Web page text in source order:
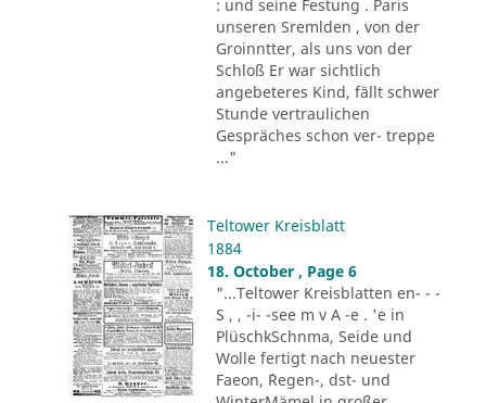
: und seine Festung . Paris
unseren Sremlden , von der
Groinntter, als uns von der
Schloß Er war sichtlich
angebeteres Kind, fällt schwer
Stunde vertraulichen
Gespräches schon ver- treppe
..."
Teltower Kreisblatt
1884
18. October , Page 6
"...Teltower Kreisblatten en- - -
S , , -i- -see m v A -e . 'e in
PlüschkSchnma, Seide und
Wolle fertigt nach neuester
Faeon, ´Regen-, dst- und